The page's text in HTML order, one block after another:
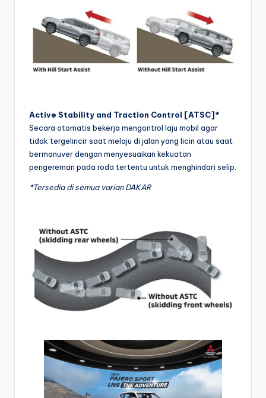
Active Stability and Traction Control [ATSC]*
Secara otomatis bekerja mengontrol laju mobil agar
tidak tergelincir saat melaju di jalan yang licin atau saat
bermanuver dengan menyesuaikan kekuatan
pengereman pada roda tertentu untuk menghindari selip.
*Tersedia di semua varian DAKAR